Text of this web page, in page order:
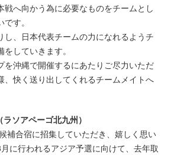
戦へ向かう為に必要なものをチームとし
す。
し、日本代表チームの力になれるようチ
していきます。
を沖縄で開催するにあたりご尽力いただ
、快く送り出してくれるチームメイトへ
ソアペーゴ北九州）
補合宿に招集していただき、嬉しく思い
に行われるアジア予選に向けて、去年取